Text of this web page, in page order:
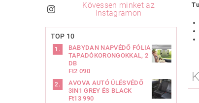
Kövessen minket az
Instagramon
TOP 10
BABYDAN NAPVÉDŐ FÓLIA
TAPADÓKORONGOKKAL, 2
DB
Ft2 090
AVOVA AUTÓ ÜLÉSVÉDŐ
3IN1 GREY ÉS BLACK
Ft13 990